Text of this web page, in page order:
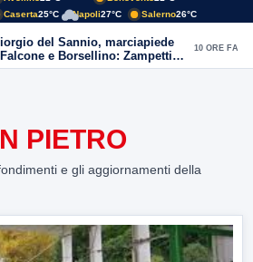
Caserta25°C Napoli27°C Salerno26°C
del Sannio, marciapiede
e Borsellino: Zampetti e
replicano alle polemiche
10 ORE FA
PIETRO
e gli aggiornamenti della